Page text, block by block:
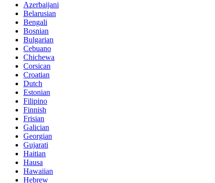
Azerbaijani
Belarusian
Bengali
Bosnian
Bulgarian
Cebuano
Chichewa
Corsican
Croatian
Dutch
Estonian
Filipino
Finnish
Frisian
Galician
Georgian
Gujarati
Haitian
Hausa
Hawaiian
Hebrew